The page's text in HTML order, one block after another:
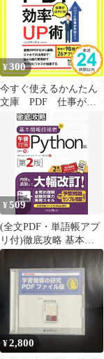
¥300
今すぐ使えるかんたん
文庫 PDF 仕事がは
かどる！ 効率UP術 リ
ンクアップ_02
¥509
(全文PDF・単語帳アプ
リ付)徹底攻略 基本情
報技術者の午後対策
Python編 第2版
¥2,800